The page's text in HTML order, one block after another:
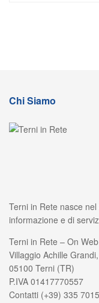
Chi Siamo
Terni in Rete nasce
informazione e di
Terni in Rete – On Web
Villaggio Achille
05100 Terni (TR)
P.IVA 01417770557
Contatti (+39) 335